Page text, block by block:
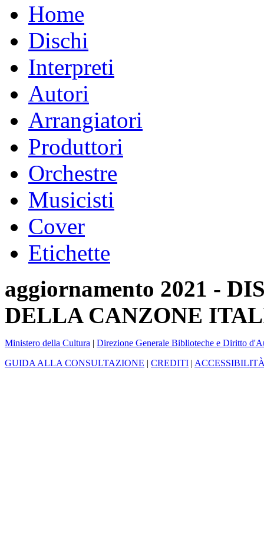
Home
Dischi
Interpreti
Autori
Arrangiatori
Produttori
Orchestre
Musicisti
Cover
Etichette
aggiornamento 2021 -
DELLA CANZONE
Ministero della Cultura | Direzione Generale Biblioteche e Diritto
GUIDA ALLA CONSULTAZIONE | CREDITI |